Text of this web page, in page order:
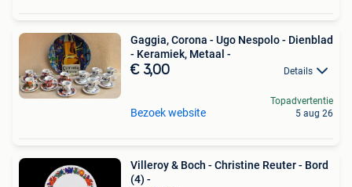
Gaggia, Corona - Ugo Nespolo - Dienblad
- Keramiek, Metaal -
€ 3,00 Details
Bezoek website
Topadvertentie
5 aug 26
Villeroy & Boch - Christine Reuter - Bord
(4) -